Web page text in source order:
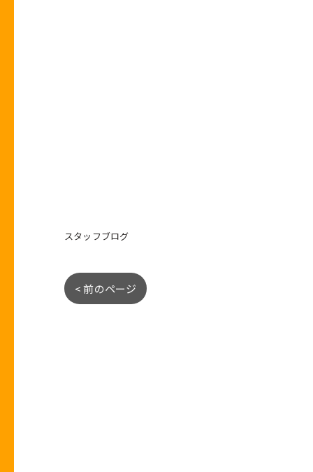
スタッフブログ
< 前のページ